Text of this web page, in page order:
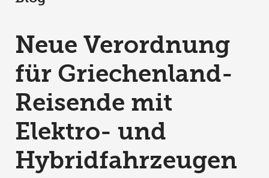
Neue Verordnung
für Griechenland-
Reisende mit
Elektro- und
Hybridfahrzeugen